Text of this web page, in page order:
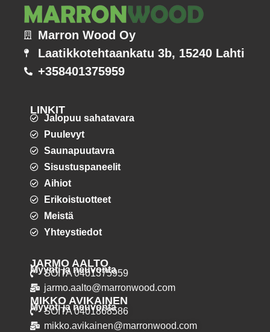
Marron Wood Oy
Laatikkotehtaankatu 3b, 15240 Lahti
+358401375959
LINKIT
Jalopuu sahatavara
Puulevyt
Saunapuutavra
Sisustuspaneelit
Aihiot
Erikoistuotteet
Meistä
Yhteystiedot
JARMO AALTO
Myynti ja neuvonta
SOITA 0401375959
jarmo.aalto@marronwood.com
MIKKO AVIKAINEN
Myynti ja neuvonta
SOITA 0401868586
mikko.avikainen@marronwood.com